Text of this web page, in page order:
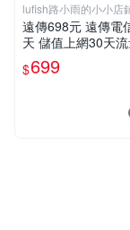
lufish路小雨的小小店
遠傳698元 遠傳電
天 儲值上網30天
量降速5mbps 本國
F698
$699